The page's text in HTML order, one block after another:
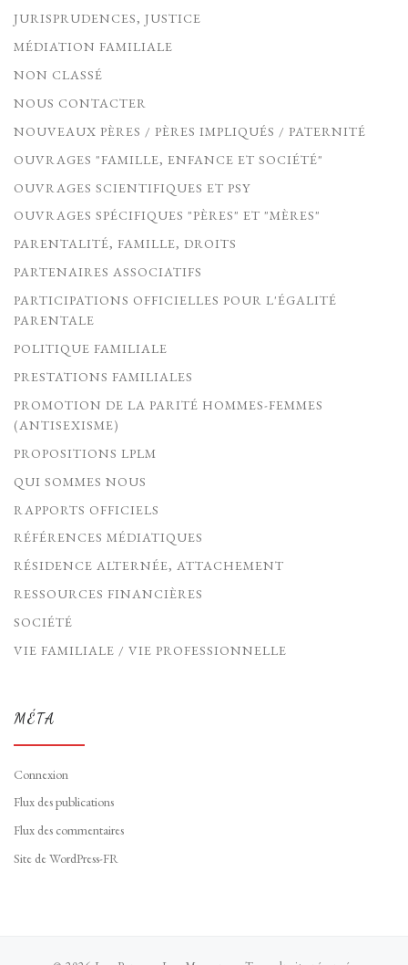
JURISPRUDENCES, JUSTICE
MÉDIATION FAMILIALE
NON CLASSÉ
NOUS CONTACTER
NOUVEAUX PÈRES / PÈRES IMPLIQUÉS / PATERNITÉ
OUVRAGES "FAMILLE, ENFANCE ET SOCIÉTÉ"
OUVRAGES SCIENTIFIQUES ET PSY
OUVRAGES SPÉCIFIQUES "PÈRES" ET "MÈRES"
PARENTALITÉ, FAMILLE, DROITS
PARTENAIRES ASSOCIATIFS
PARTICIPATIONS OFFICIELLES POUR L'ÉGALITÉ
PARENTALE
POLITIQUE FAMILIALE
PRESTATIONS FAMILIALES
PROMOTION DE LA PARITÉ HOMMES-FEMMES
(ANTISEXISME)
PROPOSITIONS LPLM
QUI SOMMES NOUS
RAPPORTS OFFICIELS
RÉFÉRENCES MÉDIATIQUES
RÉSIDENCE ALTERNÉE, ATTACHEMENT
RESSOURCES FINANCIÈRES
SOCIÉTÉ
VIE FAMILIALE / VIE PROFESSIONNELLE
MÉTA
Connexion
Flux des publications
Flux des commentaires
Site de WordPress-FR